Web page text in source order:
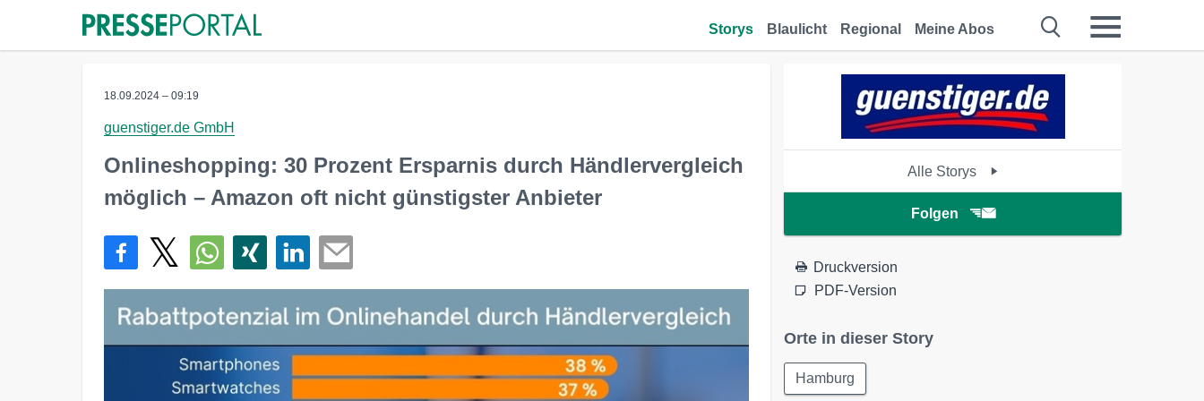
Storys Blaulicht Regional Meine Abos
18.09.2024 – 09:19
guenstiger.de GmbH
Onlineshopping: 30 Prozent Ersparnis durch Händlervergleich
möglich – Amazon oft nicht günstigster Anbieter
Alle Storys
Folgen
Druckversion
PDF-Version
Orte in dieser Story
Hamburg